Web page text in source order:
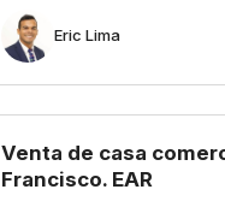
Eric Lima
Venta de casa
Francisco. EAR